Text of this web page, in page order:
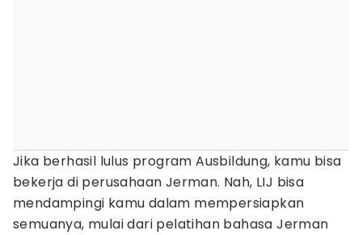
Jika berhasil lulus program Ausbildung, kamu bisa
bekerja di perusahaan Jerman. Nah, LIJ bisa
mendampingi kamu dalam mempersiapkan
semuanya, mulai dari pelatihan bahasa Jerman